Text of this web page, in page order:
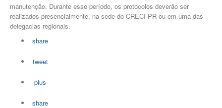
manutenção. Durante esse período, os protocolos deverão ser
realizados presencialmente, na sede do CRECI-PR ou em uma das
delegacias regionais.
share
tweet
plus
share